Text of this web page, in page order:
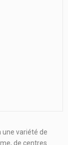
variété de
de centres